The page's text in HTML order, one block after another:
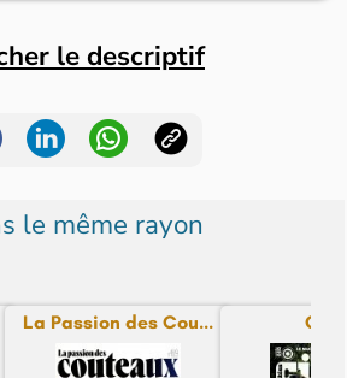
le descriptif
le même rayon
La Passion des Cou...